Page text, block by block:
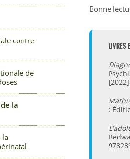
contre
de
la
la
Bonne
LIVRES
: